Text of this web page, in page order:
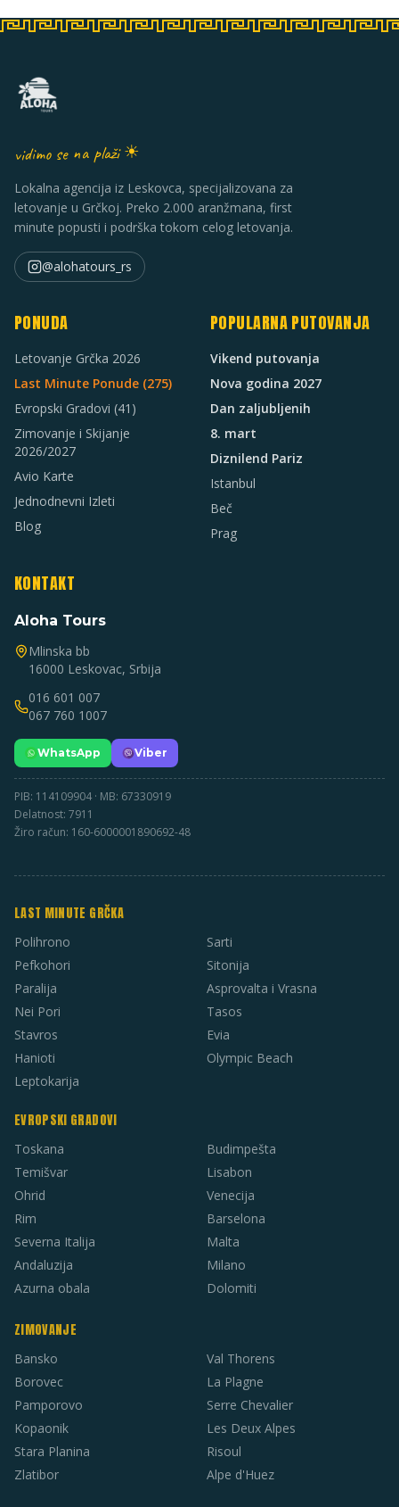
vidimo se na plaži ☀
Lokalna agencija iz Leskovca, specijalizovana za
letovanje u Grčkoj. Preko 2.000 aranžmana, first
minute popusti i podrška tokom celog letovanja.
@alohatours_rs
PONUDA
Letovanje Grčka 2026
Last Minute Ponude (275)
Evropski Gradovi (41)
Zimovanje i Skijanje
2026/2027
Avio Karte
Jednodnevni Izleti
Blog
POPULARNA PUTOVANJA
Vikend putovanja
Nova godina 2027
Dan zaljubljenih
8. mart
Diznilend Pariz
Istanbul
Beč
Prag
KONTAKT
Aloha Tours
Mlinska bb
16000 Leskovac, Srbija
016 601 007
067 760 1007
WhatsApp Viber
PIB: 114109904 · MB: 67330919
Delatnost: 7911
Žiro račun: 160-6000001890692-48
LAST MINUTE GRČKA
Polihrono
Pefkohori
Paralija
Nei Pori
Stavros
Hanioti
Leptokarija
Sarti
Sitonija
Asprovalta i Vrasna
Tasos
Evia
Olympic Beach
EVROPSKI GRADOVI
Toskana
Temišvar
Ohrid
Rim
Severna Italija
Andaluzija
Azurna obala
Budimpešta
Lisabon
Venecija
Barselona
Malta
Milano
Dolomiti
ZIMOVANJE
Bansko
Borovec
Pamporovo
Kopaonik
Stara Planina
Zlatibor
Val Thorens
La Plagne
Serre Chevalier
Les Deux Alpes
Risoul
Alpe d'Huez